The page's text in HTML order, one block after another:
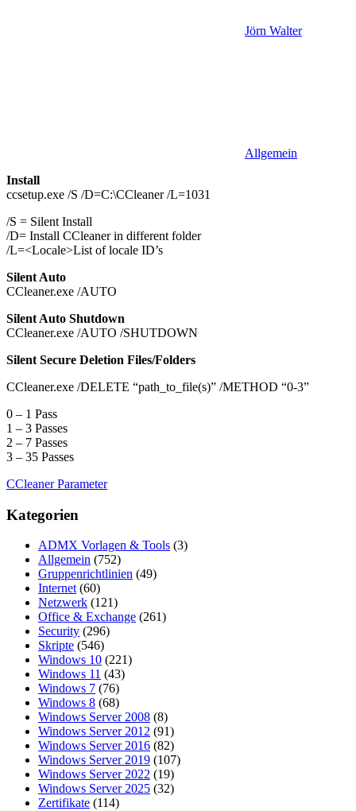
Jörn Walter
Allgemein
Install
ccsetup.exe /S /D=C:\CCleaner /L=1031
/S = Silent Install
/D= Install CCleaner in different folder
/L=<Locale>List of locale ID’s
Silent Auto
CCleaner.exe /AUTO
Silent Auto Shutdown
CCleaner.exe /AUTO /SHUTDOWN
Silent Secure Deletion Files/Folders
CCleaner.exe /DELETE “path_to_file(s)” /METHOD “0-3”
0 – 1 Pass
1 – 3 Passes
2 – 7 Passes
3 – 35 Passes
CCleaner Parameter
Kategorien
ADMX Vorlagen & Tools (3)
Allgemein (752)
Gruppenrichtlinien (49)
Internet (60)
Netzwerk (121)
Office & Exchange (261)
Security (296)
Skripte (546)
Windows 10 (221)
Windows 11 (43)
Windows 7 (76)
Windows 8 (68)
Windows Server 2008 (8)
Windows Server 2012 (91)
Windows Server 2016 (82)
Windows Server 2019 (107)
Windows Server 2022 (19)
Windows Server 2025 (32)
Zertifikate (114)